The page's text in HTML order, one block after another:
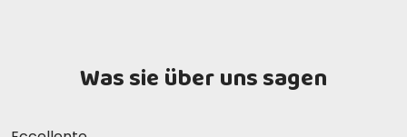
Was sie über uns sagen